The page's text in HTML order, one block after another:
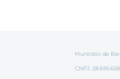
Município de
CNPJ: